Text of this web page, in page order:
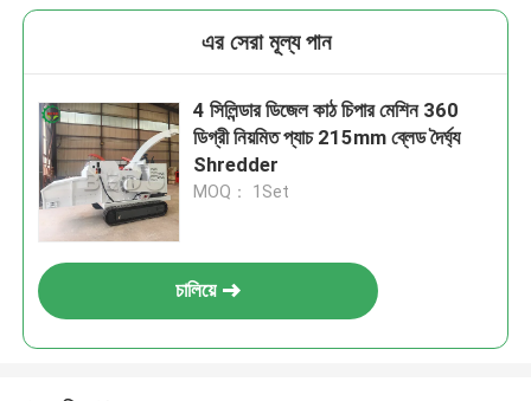
এর সেরা মূল্য পান
4 সিলিন্ডার ডিজেল কাঠ চিপার মেশিন 360
ডিগ্রী নিয়মিত প্যাচ 215mm ব্লেড দৈর্ঘ্য
Shredder
MOQ： 1Set
চালিয়ে